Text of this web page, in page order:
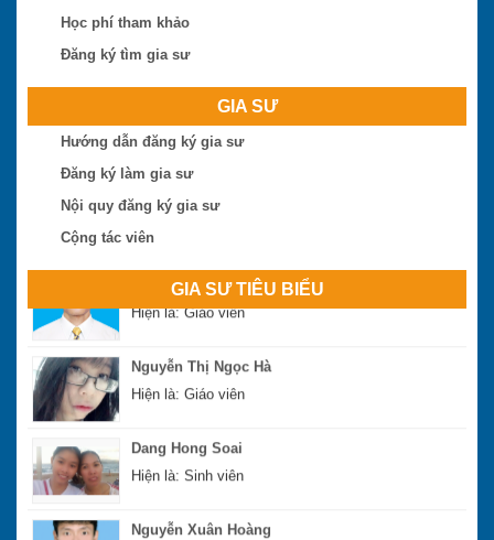
Học phí tham khảo
Đăng ký tìm gia sư
GIA SƯ
Hướng dẫn đăng ký gia sư
Đăng ký làm gia sư
Nội quy đăng ký gia sư
Cộng tác viên
GIA SƯ TIÊU BIỂU
Nguyễn Hoài Bão
Hiện là: Thạc sĩ
Phan Đình Sáng
Hiện là: Thạc sĩ
Hiện là: Giáo viên
Hiện là: Giáo viên
Hiện là: Sinh viên
Hiện là: Cử nhân